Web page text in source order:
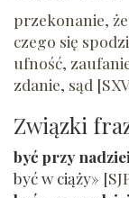
przekonanie,
czego się
ufność,
zdanie, sąd [
Związki
być przy nadziei
być w ciąży» [